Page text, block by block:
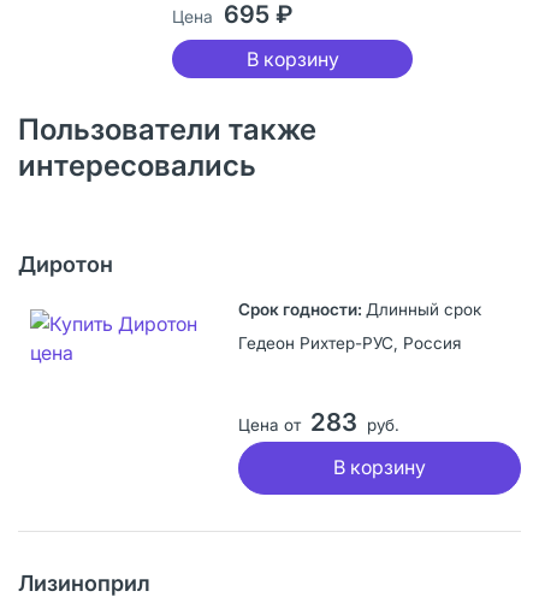
Цена 695 ₽
В корзину
Пользователи также
интересовались
Диротон
Длинный срок
Гедеон Рихтер-РУС, Россия
Цена от 283 руб.
В корзину
Лизиноприл